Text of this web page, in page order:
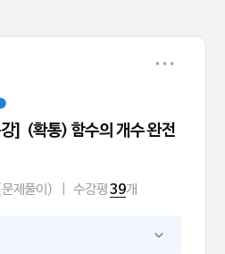
(확통) 함수의 개수 완전
제풀이) 수강평39개